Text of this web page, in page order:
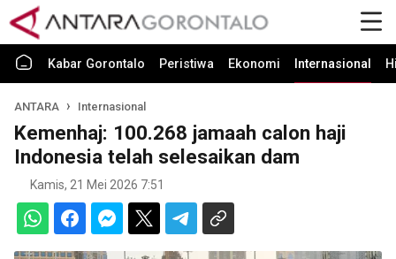
Kabar Gorontalo Peristiwa Ekonomi Internasional
ANTARA Internasional
Kemenhaj: 100.268 jamaah calon haji
Indonesia telah selesaikan dam
Kamis, 21 Mei 2026 7:51